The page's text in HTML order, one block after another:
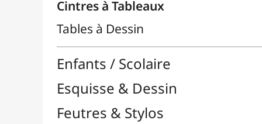
Modelage / Sculpture
Peintures / Couleurs
Résines / Moulage
Supports Dessin & Peinture
Transport / Rangement
Vannerie / Rotin